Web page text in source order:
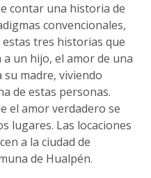
contar una historia de
convencionales,
tres historias que
un hijo, el amor de una
madre, viviendo
de estas personas.
el amor verdadero se
lugares. Las locaciones
a la ciudad de
de Hualpén.